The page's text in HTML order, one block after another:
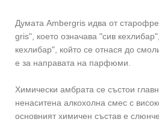
Думата Ambergris идва от
gris", което означава "сив
кехлибар", който се отнася до
е за направата на парфюми.
Химически амбрата се състои
ненаситена алкохолна смес с
основният химичен състав е